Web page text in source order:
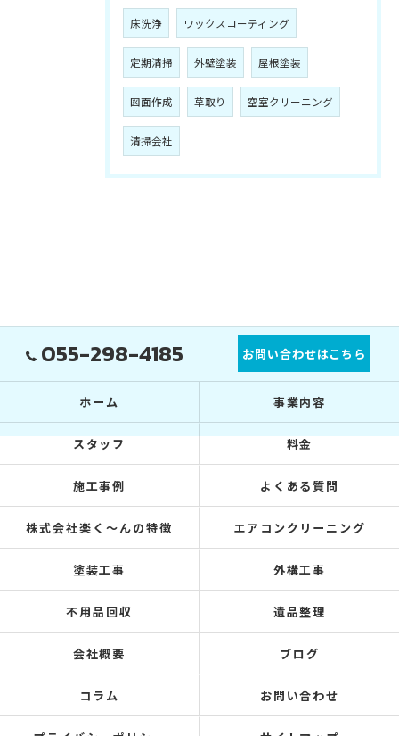
床洗浄 ワックスコーティング
定期清掃 外壁塗装 屋根塗装
図面作成 草取り 空室クリーニング
清掃会社
055-298-4185 お問い合わせはこちら
ホーム 事業内容
スタッフ 料金
施工事例 よくある質問
株式会社楽く～んの特徴 エアコンクリーニング
塗装工事 外構工事
不用品回収 遺品整理
会社概要 ブログ
コラム お問い合わせ